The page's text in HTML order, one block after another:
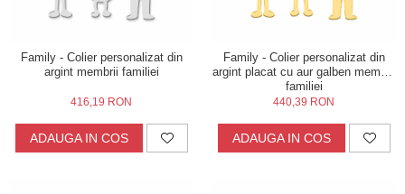
Verighete
Family - Colier personalizat din
argint membrii familiei
416,19 RON
ADAUGA IN COS
Family - Colier personalizat din
argint placat cu aur galben membrii
familiei
440,39 RON
ADAUGA IN COS